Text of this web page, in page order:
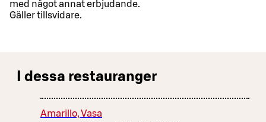
med något annat erbjudande.
Gäller tillsvidare.
I dessa restauranger
Amarillo, Vasa